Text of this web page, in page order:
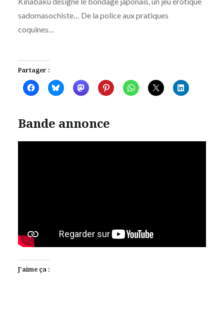
sadomasochiste… De la police aux pratiques
coquines…
Partager :
Bande annonce
J’aime ça :